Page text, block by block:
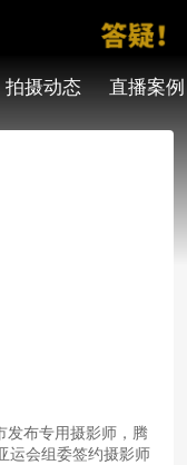
拍摄动态 直播案例
发布专用摄影师，腾
运会组委签约摄影师